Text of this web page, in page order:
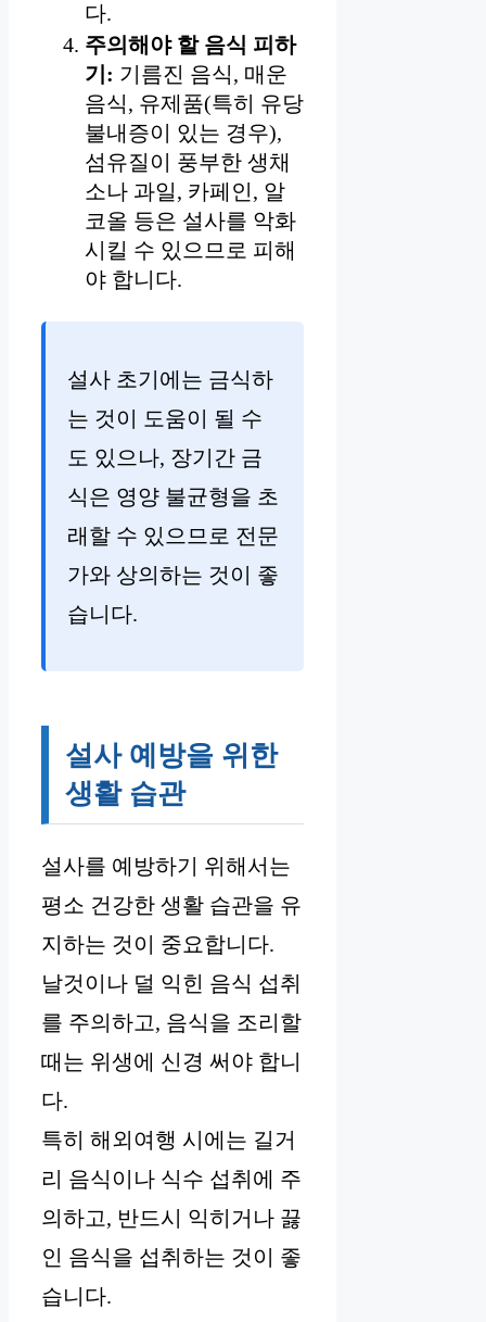
다.
주의해야 할 음식 피하
기: 기름진 음식, 매운
음식, 유제품(특히 유당
불내증이 있는 경우),
섬유질이 풍부한 생채
소나 과일, 카페인, 알
코올 등은 설사를 악화
시킬 수 있으므로 피해
야 합니다.
설사 초기에는 금식하
는 것이 도움이 될 수
도 있으나, 장기간 금
식은 영양 불균형을 초
래할 수 있으므로 전문
가와 상의하는 것이 좋
습니다.
설사 예방을 위한
생활 습관
설사를 예방하기 위해서는
평소 건강한 생활 습관을 유
지하는 것이 중요합니다.
날것이나 덜 익힌 음식 섭취
를 주의하고, 음식을 조리할
때는 위생에 신경 써야 합니
다.
특히 해외여행 시에는 길거
리 음식이나 식수 섭취에 주
의하고, 반드시 익히거나 끓
인 음식을 섭취하는 것이 좋
습니다.